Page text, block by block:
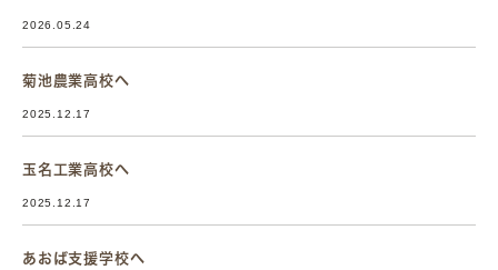
2026.05.24
菊池農業高校へ
2025.12.17
玉名工業高校へ
2025.12.17
あおば支援学校へ